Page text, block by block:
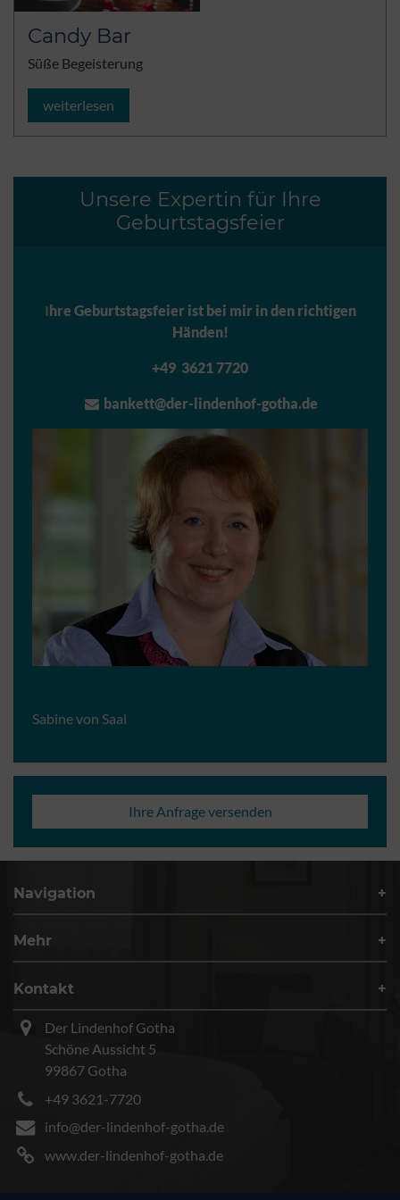
Candy Bar
Süße Begeisterung
weiterlesen
Unsere Expertin für Ihre
Geburtstagsfeier
I hre Geburtstagsfeier ist bei mir in den richtigen
Händen!
+49 3621 7720
bankett@der-lindenhof-gotha.de
Sabine von Saal
Ihre Anfrage versenden
Navigation
Mehr
Kontakt
Der Lindenhof Gotha
Schöne Aussicht 5
99867 Gotha
+49 3621-7720
info@der-lindenhof-gotha.de
www.der-lindenhof-gotha.de